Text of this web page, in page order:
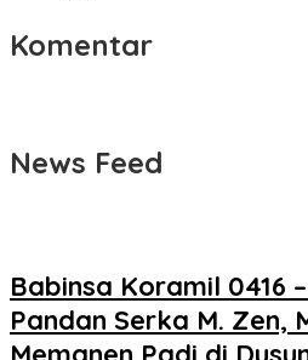
Komentar
News Feed
Babinsa Koramil 0416
Pandan Serka M. Zen,